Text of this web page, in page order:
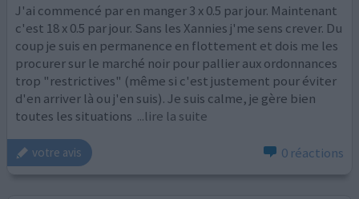
J'ai commencé par en manger 3 x 0.5 par jour. Maintenant
c'est 18 x 0.5 par jour. Sans les Xannies j'me sens crever. Du
coup je suis en permanence en flottement et dois me les
procurer sur le marché noir pour pallier aux ordonnances
trop "restrictives" (même si c'est justement pour éviter
d'en arriver là ou j'en suis). Je suis calme, je gère bien
toutes les situations ...lire la suite
votre avis 0 réactions